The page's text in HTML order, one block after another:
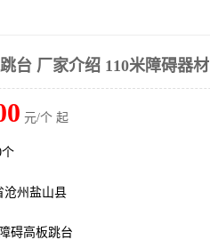
台 厂家介绍 110米障碍器材
元/个 起
个
沧州盐山县
碍高板跳台